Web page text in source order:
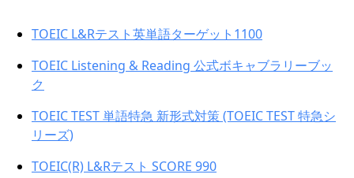
TOEIC L&Rテスト英単語ターゲット1100
TOEIC Listening & Reading 公式ボキャブラリーブッ
ク
TOEIC TEST 単語特急 新形式対策 (TOEIC TEST 特急シ
リーズ)
TOEIC(R) L&Rテスト SCORE 990